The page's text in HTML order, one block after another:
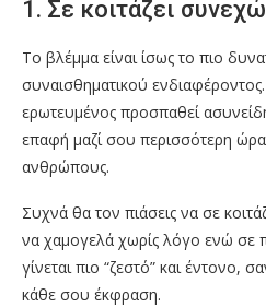
1. Σε κοιτάζει
Το βλέμμα είναι ίσως το πιο
συναισθηματικού
ερωτευμένος προσπαθεί
επαφή μαζί σου περισσότερη ώρα
ανθρώπους.
Συχνά θα τον πιάσεις να σε
να χαμογελά χωρίς λόγο ενώ σε
γίνεται πιο “ζεστό” και έντονο,
κάθε σου έκφραση.